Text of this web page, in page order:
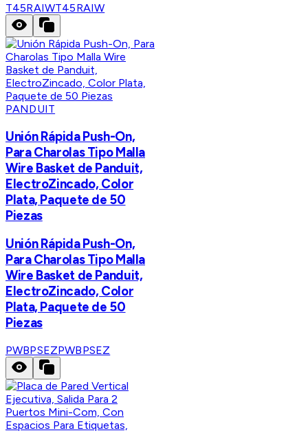
T45RAIWT45RAIW
PANDUIT
Unión Rápida Push-On,
Para Charolas Tipo Malla
Wire Basket de Panduit,
ElectroZincado, Color
Plata, Paquete de 50
Piezas
Unión Rápida Push-On,
Para Charolas Tipo Malla
Wire Basket de Panduit,
ElectroZincado, Color
Plata, Paquete de 50
Piezas
PWBPSEZPWBPSEZ